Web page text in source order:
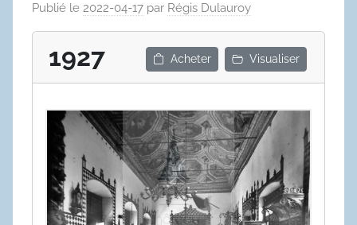
Publié le 2022-04-17 par Régis Dulauroy
1927 Acheter Visualiser